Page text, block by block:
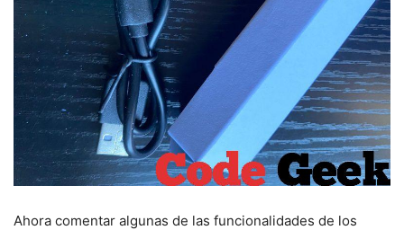
Ahora comentar algunas de las funcionalidades de los